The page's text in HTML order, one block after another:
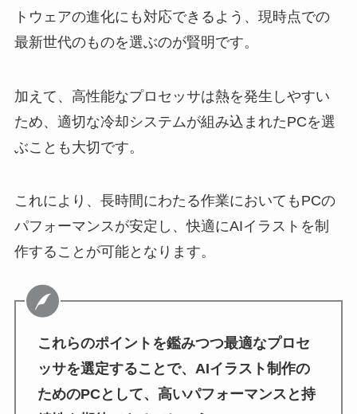
トウェアの進化にも対応できるよう、現時点での
最新世代のものを選ぶのが賢明です。
加えて、高性能なプロセッサは熱を発生しやすい
ため、適切な冷却システムが組み込まれたPCを選
ぶことも大切です。
これにより、長時間にわたる作業においてもPCの
パフォーマンスが安定し、快適にAIイラストを制
作することが可能となります。
これらのポイントを鑑みつつ最適なプロセ
ッサを選定することで、AIイラスト制作の
ためのPCとして、高いパフォーマンスと持